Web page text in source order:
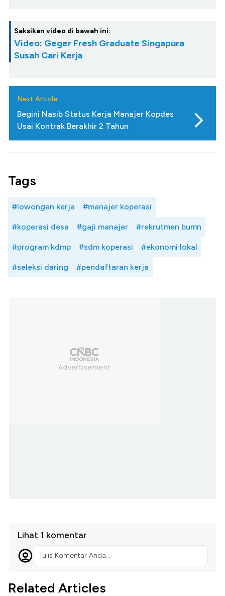
Saksikan video di bawah ini:
Video: Geger Fresh Graduate Singapura
Susah Cari Kerja
Next Article
Begini Nasib Status Kerja Manajer Kopdes
Usai Kontrak Berakhir 2 Tahun
Tags
#lowongan kerja #manajer koperasi
#koperasi desa #gaji manajer #rekrutmen bumn
#program kdmp #sdm koperasi #ekonomi lokal
#seleksi daring #pendaftaran kerja
Lihat 1 komentar
Tulis Komentar Anda...
Related Articles